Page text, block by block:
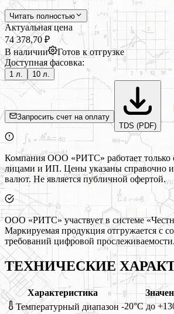
Читать полностью
Актуальная цена
74 378,70 ₽
В наличии
Готов к отгрузке
Доступная фасовка:
1 л. 10 л.
Запросить счет на оплату
TDS (PDF)
Компания ООО «РИТС» работает только
лицами и ИП. Цены указаны справочно и
валют. Не является публичной офертой.
ООО «РИТС» участвует в системе
Маркируемая продукция отгружается с
требований цифровой прослеживаемости.
ТЕХНИЧЕСКИЕ
Характеристика
Температурный диапазон -20°C до